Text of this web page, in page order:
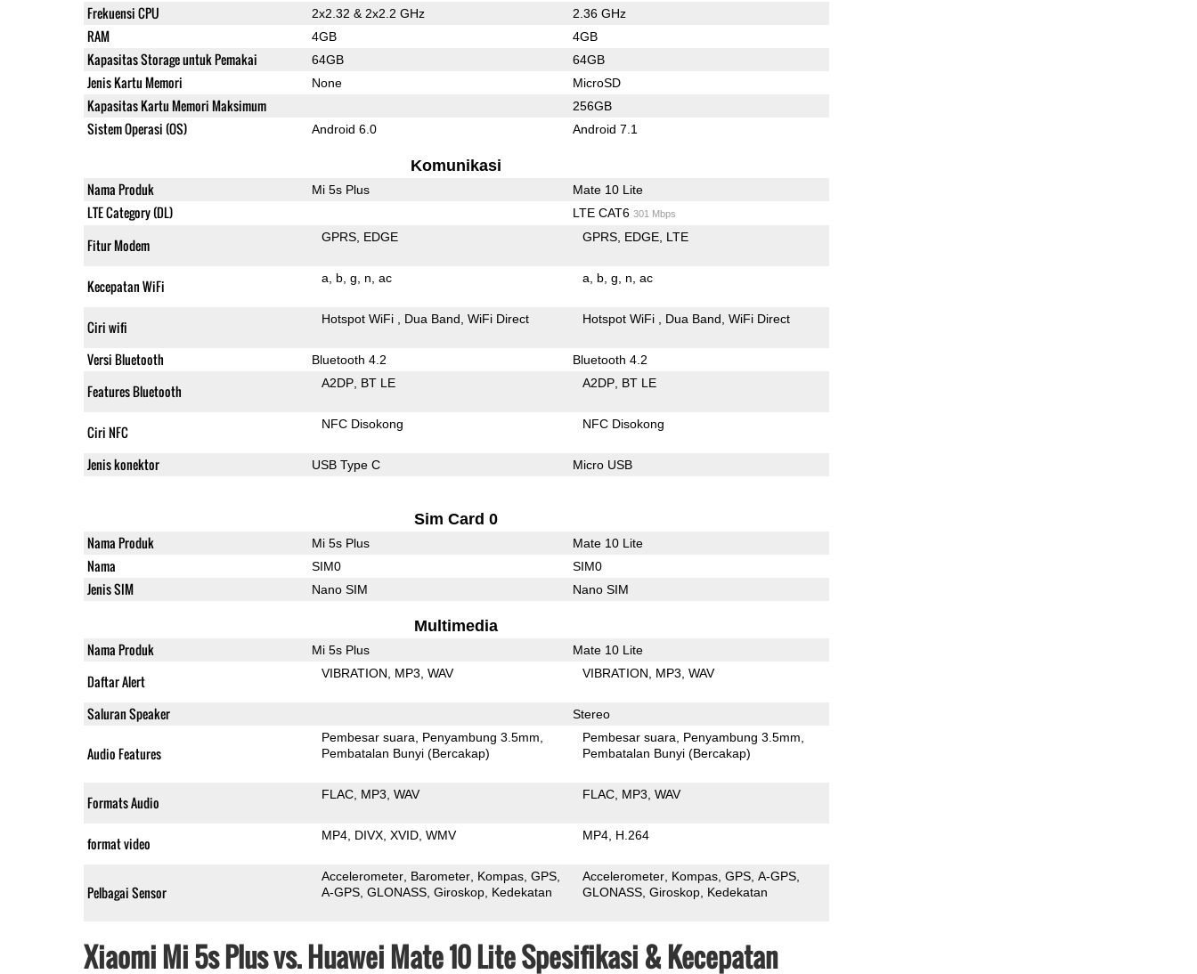
Frekuensi CPU 2x2.32 & 2x2.2 GHz 2.36 GHz
RAM 4GB 4GB
Kapasitas Storage untuk Pemakai 64GB 64GB
Jenis Kartu Memori None MicroSD
Kapasitas Kartu Memori Maksimum 256GB
Sistem Operasi (OS) Android 6.0 Android 7.1
Komunikasi
Nama Produk Mi 5s Plus Mate 10 Lite
LTE Category (DL) LTE CAT6 301 Mbps
Fitur Modem GPRS EDGE GPRS EDGE LTE
Kecepatan WiFi a b g n ac a b g n ac
Ciri wifi Hotspot WiFi Dua Band WiFi Direct Hotspot WiFi Dua Band WiFi Direct
Versi Bluetooth Bluetooth 4.2 Bluetooth 4.2
Features Bluetooth A2DP BT LE A2DP BT LE
Ciri NFC NFC Disokong NFC Disokong
Jenis konektor USB Type C Micro USB
Sim Card 0
Nama Produk Mi 5s Plus Mate 10 Lite
Nama SIM0 SIM0
Jenis SIM Nano SIM Nano SIM
Multimedia
Nama Produk Mi 5s Plus Mate 10 Lite
Daftar Alert VIBRATION MP3 WAV VIBRATION MP3 WAV
Saluran Speaker Stereo
Audio Features
Pembesar suara
Penyambung 3.5mm
Pembatalan Bunyi (Bercakap)
Pembesar suara
Penyambung 3.5mm
Pembatalan Bunyi (Bercakap)
Formats Audio FLAC MP3 WAV FLAC MP3 WAV
format video MP4 DIVX XVID WMV MP4 H.264
Pelbagai Sensor
Accelerometer Barometer Kompas GPS
A-GPS GLONASS Giroskop Kedekatan
Accelerometer Kompas GPS A-GPS
GLONASS Giroskop Kedekatan
Xiaomi Mi 5s Plus vs. Huawei Mate 10 Lite Spesifikasi & Kecepatan